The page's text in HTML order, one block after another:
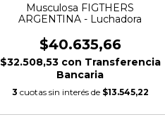
Musculosa FIGTHERS
ARGENTINA - Luchadora
$40.635,66
$32.508,53 con Transferencia
Bancaria
3 cuotas sin interés de $13.545,22